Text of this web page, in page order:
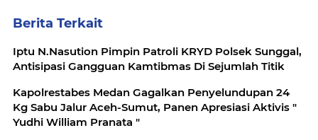
Berita Terkait
Iptu N.Nasution Pimpin Patroli KRYD Polsek Sunggal,
Antisipasi Gangguan Kamtibmas Di Sejumlah Titik
Kapolrestabes Medan Gagalkan Penyelundupan 24
Kg Sabu Jalur Aceh-Sumut, Panen Apresiasi Aktivis "
Yudhi William Pranata "